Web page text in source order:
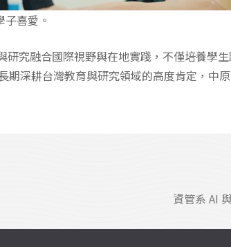
喜愛。
究融合國際視野與在地實踐，不僅培養學
期深耕台灣教育與研究領域的高度肯定，中
資管系 AI